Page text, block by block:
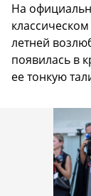
На
летней
появилась в
ее тонкую